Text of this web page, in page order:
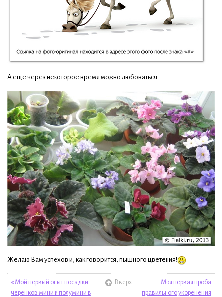
А еще через некоторое время можно любоваться:
Желаю Вам успехов и, как говорится, пышного цветения!
« Мой первый опыт посадки
черенков мини и полумини в
Вверх
Моя первая проба
правильного укоренения